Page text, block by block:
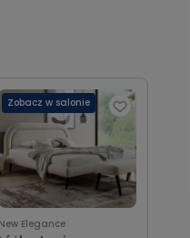
metraż i
łóżko
z estetyką.
New Elegance
Zobacz w salonie